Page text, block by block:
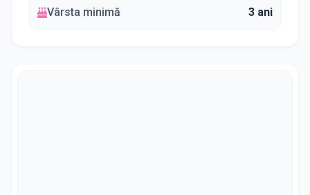
Vârsta minimă 3 ani